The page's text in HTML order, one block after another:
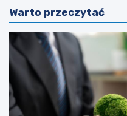
Warto przeczytać